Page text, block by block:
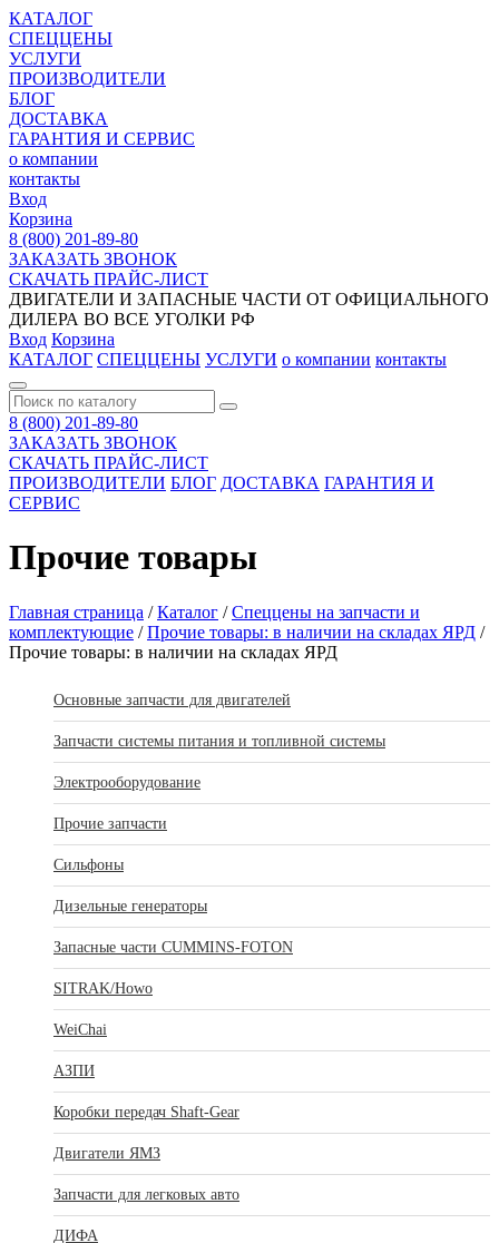
КАТАЛОГ
СПЕЦЦЕНЫ
УСЛУГИ
ПРОИЗВОДИТЕЛИ
БЛОГ
ДОСТАВКА
ГАРАНТИЯ И СЕРВИС
о компании
контакты
Вход
Корзина
8 (800) 201-89-80
ЗАКАЗАТЬ ЗВОНОК
СКАЧАТЬ ПРАЙС-ЛИСТ
ДВИГАТЕЛИ И ЗАПАСНЫЕ ЧАСТИ ОТ ОФИЦИАЛЬНОГО
ДИЛЕРА ВО ВСЕ УГОЛКИ РФ
Вход Корзина
КАТАЛОГ СПЕЦЦЕНЫ УСЛУГИ о компании контакты
8 (800) 201-89-80
ЗАКАЗАТЬ ЗВОНОК
СКАЧАТЬ ПРАЙС-ЛИСТ
ПРОИЗВОДИТЕЛИ БЛОГ ДОСТАВКА ГАРАНТИЯ И
СЕРВИС
Прочие товары
Главная страница /Каталог /Спеццены на запчасти и
комплектующие /Прочие товары: в наличии на складах ЯРД /
Прочие товары: в наличии на складах ЯРД
Основные запчасти для двигателей
Запчасти системы питания и топливной системы
Электрооборудование
Прочие запчасти
Сильфоны
Дизельные генераторы
Запасные части CUMMINS-FOTON
SITRAK/Howo
WeiChai
АЗПИ
Коробки передач Shaft-Gear
Двигатели ЯМЗ
Запчасти для легковых авто
ДИФА